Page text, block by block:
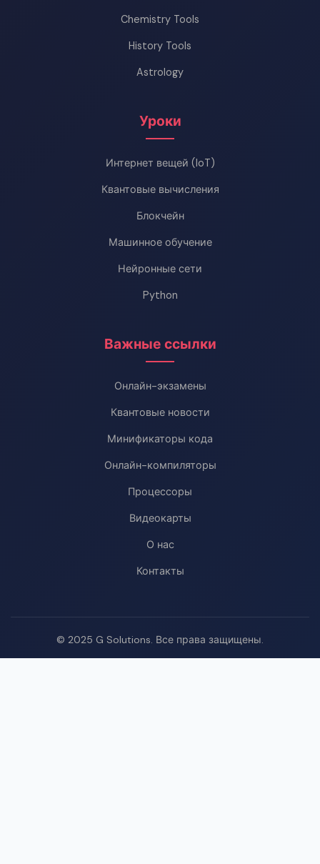
Chemistry Tools
History Tools
Astrology
Уроки
Интернет вещей (IoT)
Квантовые вычисления
Блокчейн
Машинное обучение
Нейронные сети
Python
Важные ссылки
Онлайн-экзамены
Квантовые новости
Минификаторы кода
Онлайн-компиляторы
Процессоры
Видеокарты
О нас
Контакты
© 2025 G Solutions. Все права защищены.